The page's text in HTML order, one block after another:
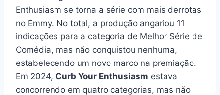
Enthusiasm se torna a série com mais derrotas
no Emmy. No total, a produção angariou 11
indicações para a categoria de Melhor Série de
Comédia, mas não conquistou nenhuma,
estabelecendo um novo marco na premiação.
Em 2024, Curb Your Enthusiasm estava
concorrendo em quatro categorias, mas não